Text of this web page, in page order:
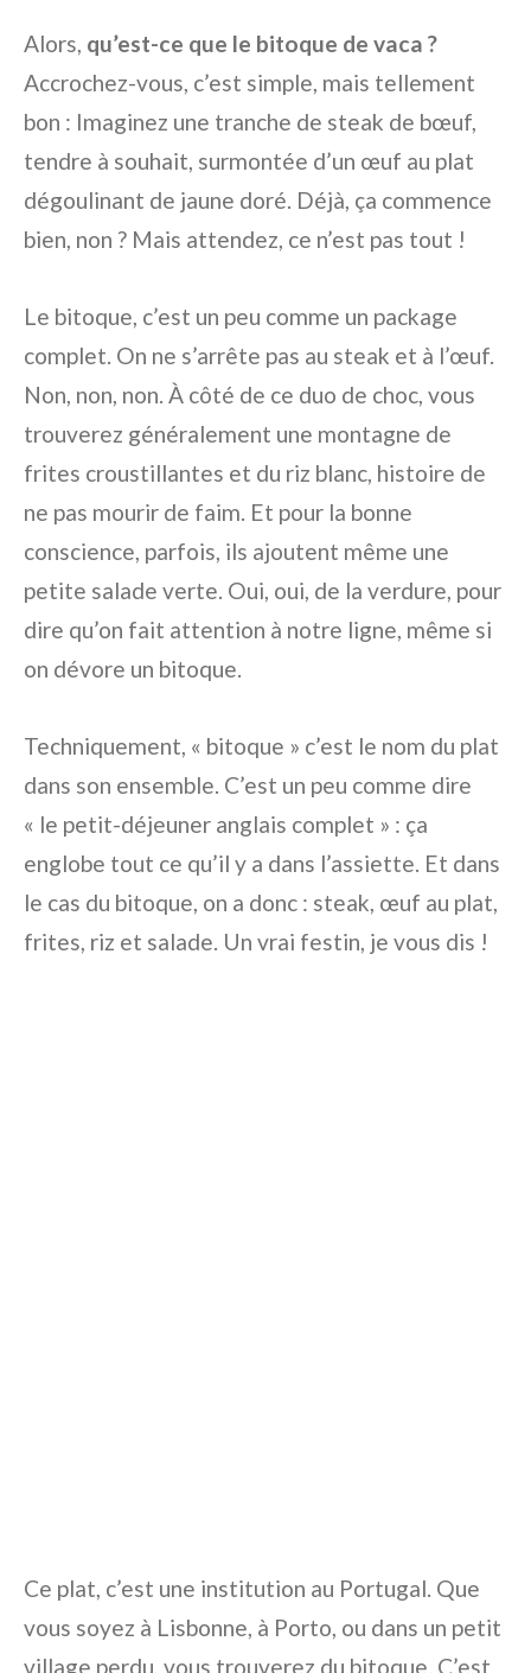
Alors, qu’est-ce que le bitoque de vaca ?
Accrochez-vous, c’est simple, mais tellement
bon : Imaginez une tranche de steak de bœuf,
tendre à souhait, surmontée d’un œuf au plat
dégoulinant de jaune doré. Déjà, ça commence
bien, non ? Mais attendez, ce n’est pas tout !
Le bitoque, c’est un peu comme un package
complet. On ne s’arrête pas au steak et à l’œuf.
Non, non, non. À côté de ce duo de choc, vous
trouverez généralement une montagne de
frites croustillantes et du riz blanc, histoire de
ne pas mourir de faim. Et pour la bonne
conscience, parfois, ils ajoutent même une
petite salade verte. Oui, oui, de la verdure, pour
dire qu’on fait attention à notre ligne, même si
on dévore un bitoque.
Techniquement, « bitoque » c’est le nom du plat
dans son ensemble. C’est un peu comme dire
« le petit-déjeuner anglais complet » : ça
englobe tout ce qu’il y a dans l’assiette. Et dans
le cas du bitoque, on a donc : steak, œuf au plat,
frites, riz et salade. Un vrai festin, je vous dis !
Ce plat, c’est une institution au Portugal. Que
vous soyez à Lisbonne, à Porto, ou dans un petit
village perdu, vous trouverez du bitoque. C’est